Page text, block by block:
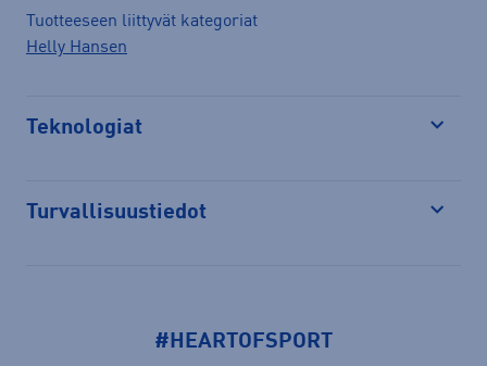
Tuotteeseen liittyvät kategoriat
Helly Hansen
Teknologiat
Turvallisuustiedot
#HEARTOFSPORT